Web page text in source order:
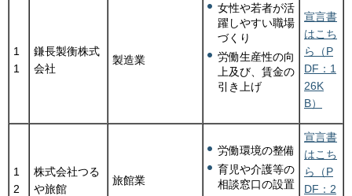
1
1
鎌長製衡株式
会社
製造業
女性や若者が活
躍しやすい職場
づくり
労働生産性の向
上及び、賃金の
引き上げ
宣言書
はこち
ら（P
DF：1
26K
B）
1
2
株式会社つる
や旅館
旅館業
労働環境の整備
育児や介護等の
相談窓口の設置
宣言書
はこち
ら（P
DF：2